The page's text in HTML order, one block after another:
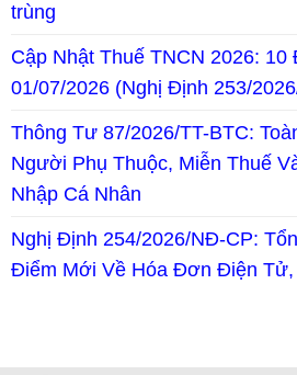
trùng
Cập Nhật Thuế TNCN 2026:
01/07/2026 (Nghị Định 253/
Thông Tư 87/2026/TT-BTC:
Người Phụ Thuộc, Miễn Thuế
Nhập Cá Nhân
Nghị Định 254/2026/NĐ-CP:
Điểm Mới Về Hóa Đơn Điện